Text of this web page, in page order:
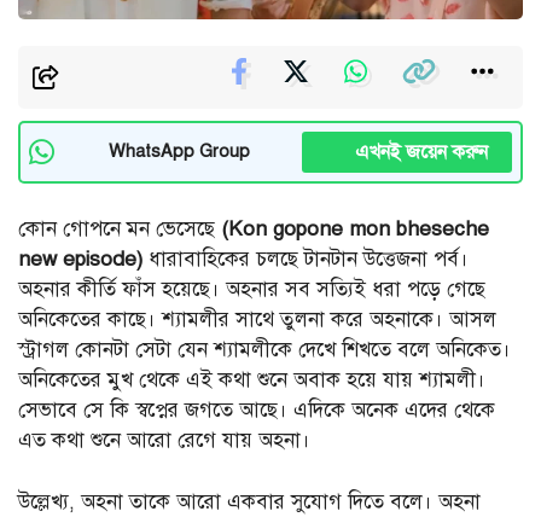
WhatsApp Group এখনই জয়েন করুন
কোন গোপনে মন ভেসেছে (Kon gopone mon bheseche
new episode) ধারাবাহিকের চলছে টানটান উত্তেজনা পর্ব।
অহনার কীর্তি ফাঁস হয়েছে। অহনার সব সত্যিই ধরা পড়ে গেছে
অনিকেতের কাছে। শ্যামলীর সাথে তুলনা করে অহনাকে। আসল
স্ট্রাগল কোনটা সেটা যেন শ্যামলীকে দেখে শিখতে বলে অনিকেত।
অনিকেতের মুখ থেকে এই কথা শুনে অবাক হয়ে যায় শ্যামলী।
সেভাবে সে কি স্বপ্নের জগতে আছে। এদিকে অনেক এদের থেকে
এত কথা শুনে আরো রেগে যায় অহনা।
উল্লেখ্য, অহনা তাকে আরো একবার সুযোগ দিতে বলে। অহনা